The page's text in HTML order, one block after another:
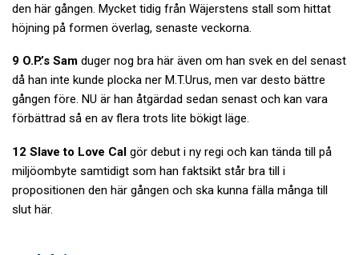
den här gången. Mycket tidig från Wäjerstens stall som hittat
höjning på formen överlag, senaste veckorna.
9 O.P.’s Sam duger nog bra här även om han svek en del senast
då han inte kunde plocka ner M.T.Urus, men var desto bättre
gången före. NU är han åtgärdad sedan senast och kan vara
förbättrad så en av flera trots lite bökigt läge.
12 Slave to Love Cal gör debut i ny regi och kan tända till på
miljöombyte samtidigt som han faktsikt står bra till i
propositionen den här gången och ska kunna fälla många till
slut här.